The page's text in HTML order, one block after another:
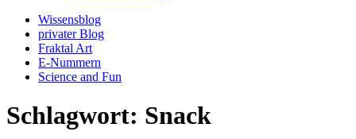
Wissensblog
privater Blog
Fraktal Art
E-Nummern
Science and Fun
Schlagwort: Snack